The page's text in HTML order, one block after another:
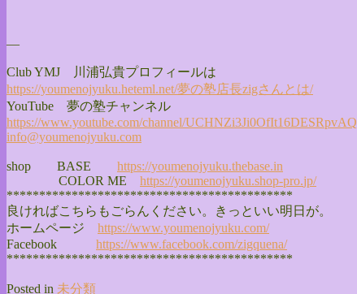
—
Club YMJ 川浦弘貴プロフィールは
https://youmenojyuku.heteml.net/夢の塾店長zigさんとは/
YouTube 夢の塾チャンネル
https://www.youtube.com/channel/UCHNZi3Ji0OfIt16DESRpvAQ
info@youmenojyuku.com
shop BASE https://youmenojyuku.thebase.in
COLOR ME https://youmenojyuku.shop-pro.jp/
********************************************
良ければこちらもごらんください。きっといい明日が。
ホームページ https://www.youmenojyuku.com/
Facebook https://www.facebook.com/zigquena/
********************************************
Posted in 未分類